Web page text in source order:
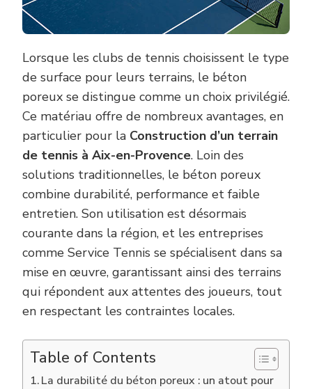
D’UN
DE
À
?
Lorsque les clubs de tennis choisissent le type
de surface pour leurs terrains, le béton
poreux se distingue comme un choix privilégié.
Ce matériau offre de nombreux avantages, en
particulier pour la Construction d’un terrain
de tennis à Aix-en-Provence. Loin des
solutions traditionnelles, le béton poreux
combine durabilité, performance et faible
entretien. Son utilisation est désormais
courante dans la région, et les entreprises
comme Service Tennis se spécialisent dans sa
mise en œuvre, garantissant ainsi des terrains
qui répondent aux attentes des joueurs, tout
en respectant les contraintes locales.
Table of Contents
La durabilité du béton poreux : un atout pour